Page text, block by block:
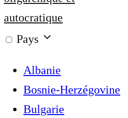
autocratique
Pays
Albanie
Bosnie-Herzégovine
Bulgarie